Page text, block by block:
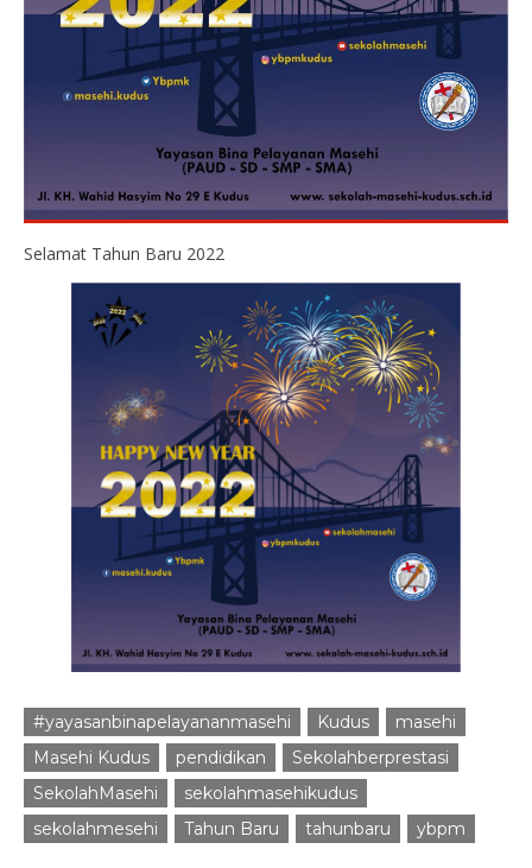
Selamat Tahun Baru 2022
#yayasanbinapelayananmasehi Kudus
masehi
Masehi Kudus
pendidikan
Sekolahberprestasi
SekolahMasehi
sekolahmasehikudus
sekolahmesehi
Tahun Baru tahunbaru ybpm